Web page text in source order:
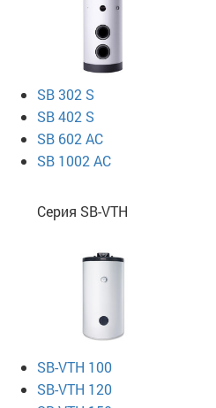
SB 302 S
SB 402 S
SB 602 AC
SB 1002 AC
Серия SB-VTH
SB-VTH 100
SB-VTH 120